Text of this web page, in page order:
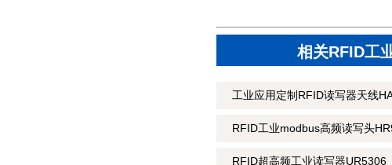
相关RFID工
工业应用定制RFID读写器天线
RFID工业modbus高频读写头
RFID超高频工业读写器UR5306